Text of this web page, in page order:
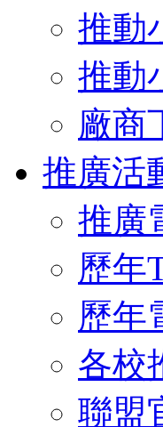
推動
推動
廠商
推廣活
推廣
歷年
歷年
各校
聯盟